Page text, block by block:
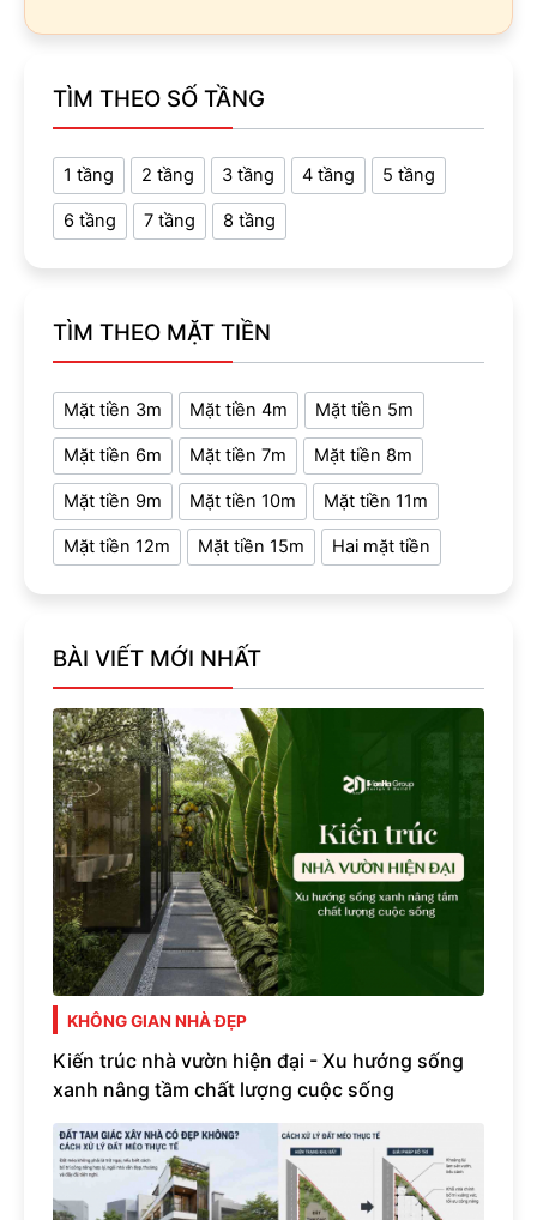
TÌM THEO SỐ TẦNG
1 tầng 2 tầng 3 tầng 4 tầng 5 tầng
6 tầng 7 tầng 8 tầng
TÌM THEO MẶT TIỀN
Mặt tiền 3m Mặt tiền 4m Mặt tiền 5m
Mặt tiền 6m Mặt tiền 7m Mặt tiền 8m
Mặt tiền 9m Mặt tiền 10m Mặt tiền 11m
Mặt tiền 12m Mặt tiền 15m Hai mặt tiền
BÀI VIẾT MỚI NHẤT
KHÔNG GIAN NHÀ ĐẸP
Kiến trúc nhà vườn hiện đại - Xu hướng sống
xanh nâng tầm chất lượng cuộc sống